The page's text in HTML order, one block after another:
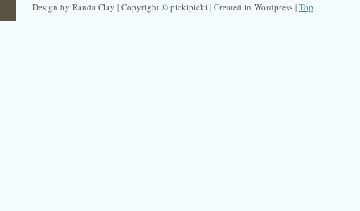
Design by Randa Clay | Copyright © pickipicki | Created in Wordpress | Top